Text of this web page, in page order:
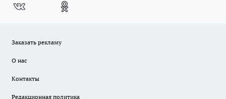
Заказать рекламу
О нас
Контакты
Редакционная политика